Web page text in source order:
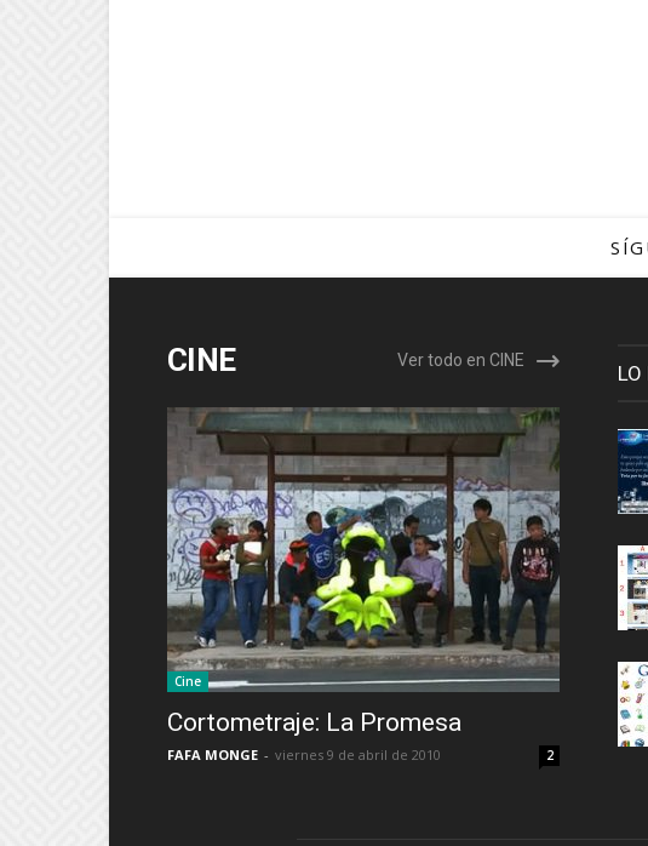
CINE Ver todo en CINE
Cine
Cortometraje: La Promesa
FAFA MONGE - viernes 9 de abril de 2010 2